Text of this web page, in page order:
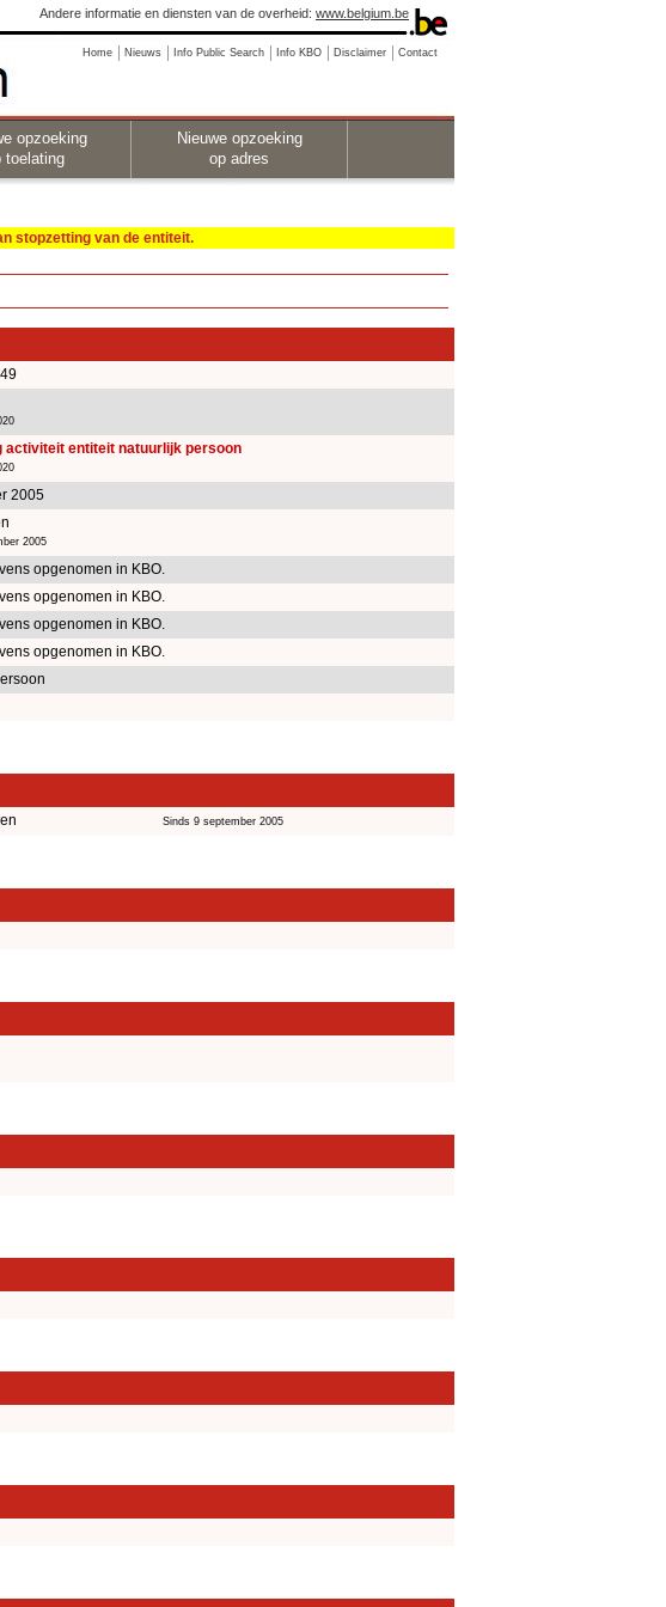
Andere informatie en diensten van de overheid: www.belgium.be
Home Nieuws Info Public Search Info KBO Disclaimer Contact
opzoeking
toelating
Nieuwe opzoeking
op adres
stopzetting van de entiteit.
activiteit entiteit natuurlijk persoon
2005
2005
opgenomen in KBO.
opgenomen in KBO.
opgenomen in KBO.
opgenomen in KBO.
Sinds 9 september 2005